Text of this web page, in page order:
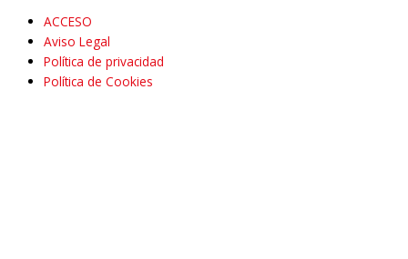
ACCESO
Aviso Legal
Política de privacidad
Política de Cookies